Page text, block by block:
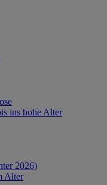
ins hohe Alter
2026)
Alter